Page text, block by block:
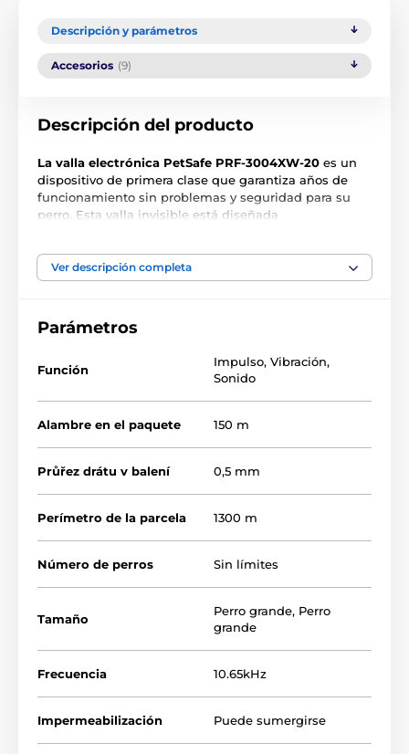
Descripción y parámetros
Accesorios (9)
Descripción del producto
La valla electrónica PetSafe PRF-3004XW-20 es un
dispositivo de primera clase que garantiza años de
funcionamiento sin problemas y seguridad para su
perro. Esta valla invisible está diseñada
instalaciones, incluso las más complejas. La valla
PetSafe para perros grandes tiene una fuerza de
del mercado, ocupa el lugar donde otros dispositivos
son insuficientes. Si quiere estar absolutamente
la valla electrónica PetSafe es la elección perfecta.
Ver descripción completa
Parámetros
Función
Impulso, Vibración,
Sonido
Alambre en el paquete 150 m
Průřez drátu v balení 0,5 mm
Perímetro de la parcela 1300 m
Número de perros Sin límites
Tamaño
Perro grande, Perro
grande
Frecuencia 10.65kHz
Impermeabilización Puede sumergirse